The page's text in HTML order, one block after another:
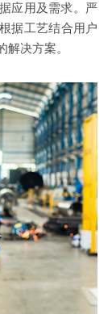
应用及需求。严
据工艺结合用户
决方案。